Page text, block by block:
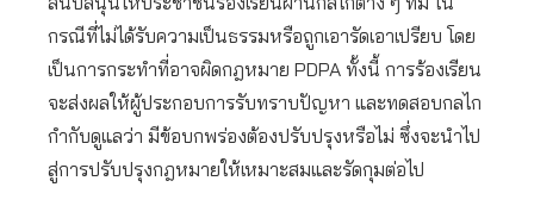
กรณีที่ไม่ได้รับความเป็นธรรมหรือถูกเอารัดเอาเปรียบ โดย
เป็นการกระทำที่อาจผิดกฎหมาย PDPA ทั้งนี้ การร้องเรียน
จะส่งผลให้ผู้ประกอบการรับทราบปัญหา และทดสอบกลไก
กำกับดูแลว่า มีข้อบกพร่องต้องปรับปรุงหรือไม่ ซึ่งจะนำไป
สู่การปรับปรุงกฎหมายให้เหมาะสมและรัดกุมต่อไป